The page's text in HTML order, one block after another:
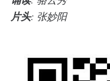
片头: 张妙阳